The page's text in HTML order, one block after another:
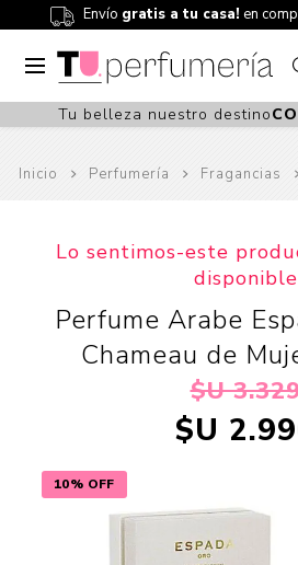
Envío gratis a tu casa! en
Tu belleza nuestro destino
Inicio Perfumería Fragancias
10% OFF
Lo sentimos-este
disponible
Perfume Arabe
Chameau de
$U
$U